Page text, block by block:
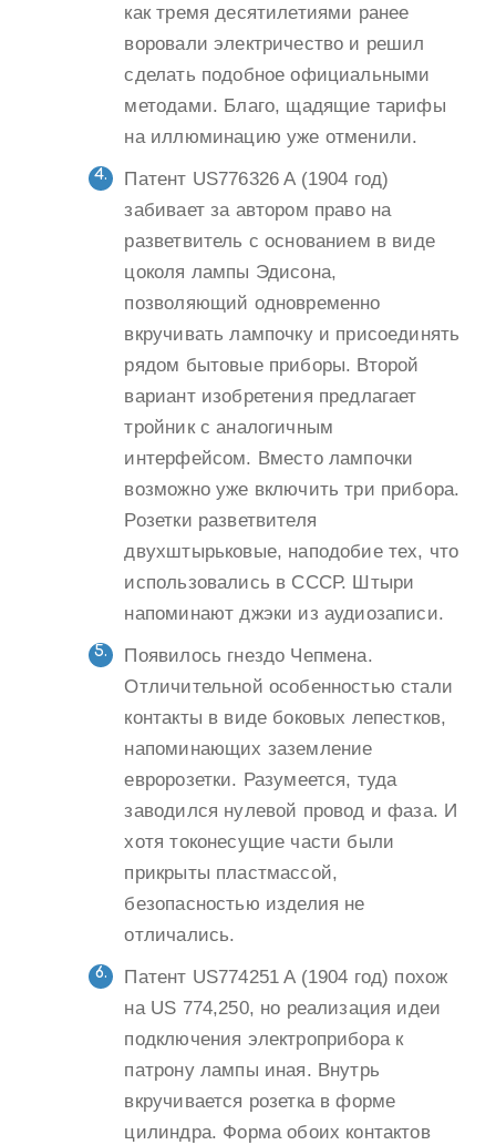
как тремя десятилетиями ранее
воровали электричество и решил
сделать подобное официальными
методами. Благо, щадящие тарифы
на иллюминацию уже отменили.
Патент US776326 A (1904 год)
забивает за автором право на
разветвитель с основанием в виде
цоколя лампы Эдисона,
позволяющий одновременно
вкручивать лампочку и присоединять
рядом бытовые приборы. Второй
вариант изобретения предлагает
тройник с аналогичным
интерфейсом. Вместо лампочки
возможно уже включить три прибора.
Розетки разветвителя
двухштырьковые, наподобие тех, что
использовались в СССР. Штыри
напоминают джэки из аудиозаписи.
Появилось гнездо Чепмена.
Отличительной особенностью стали
контакты в виде боковых лепестков,
напоминающих заземление
евророзетки. Разумеется, туда
заводился нулевой провод и фаза. И
хотя токонесущие части были
прикрыты пластмассой,
безопасностью изделия не
отличались.
Патент US774251 A (1904 год) похож
на US 774,250, но реализация идеи
подключения электроприбора к
патрону лампы иная. Внутрь
вкручивается розетка в форме
цилиндра. Форма обоих контактов